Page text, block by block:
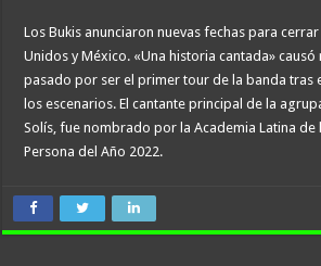
Los Bukis anunciaron nuevas fechas para
Unidos y México. «Una historia cantada» causó
pasado por ser el primer tour de la banda tras
los escenarios. El cantante principal de la
Solís, fue nombrado por la Academia Latina de
Persona del Año 2022.